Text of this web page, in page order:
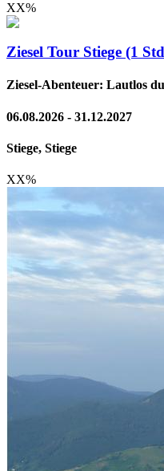
XX%
Ziesel Tour Stiege (1
Ziesel-Abenteuer: Lautlos
06.08.2026 - 31.12.2027
Stiege, Stiege
XX%